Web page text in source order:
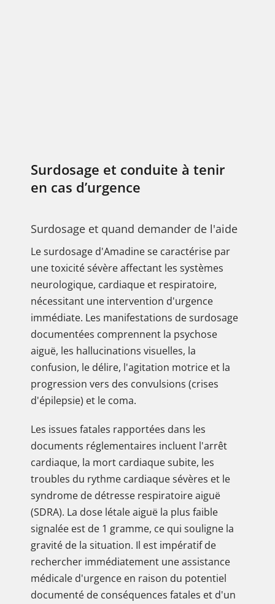
Surdosage et conduite à tenir
en cas d’urgence
Surdosage et quand demander de l'aide
Le surdosage d'Amadine se caractérise par
une toxicité sévère affectant les systèmes
neurologique, cardiaque et respiratoire,
nécessitant une intervention d'urgence
immédiate. Les manifestations de surdosage
documentées comprennent la psychose
aiguë, les hallucinations visuelles, la
confusion, le délire, l'agitation motrice et la
progression vers des convulsions (crises
d'épilepsie) et le coma.
Les issues fatales rapportées dans les
documents réglementaires incluent l'arrêt
cardiaque, la mort cardiaque subite, les
troubles du rythme cardiaque sévères et le
syndrome de détresse respiratoire aiguë
(SDRA). La dose létale aiguë la plus faible
signalée est de 1 gramme, ce qui souligne la
gravité de la situation. Il est impératif de
rechercher immédiatement une assistance
médicale d'urgence en raison du potentiel
documenté de conséquences fatales et d'un